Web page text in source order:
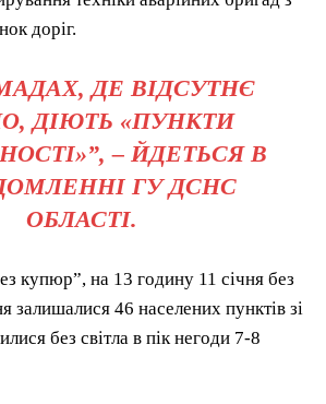
доріг.
ДЕ ВІДСУТНЄ
ДІЮТЬ «ПУНКТИ
– ЙДЕТЬСЯ В
ГУ ДСНС
ОБЛАСТІ.
купюр”, на 13 годину 11 січня без
залишалися 46 населених пунктів зі
без світла в пік негоди 7-8